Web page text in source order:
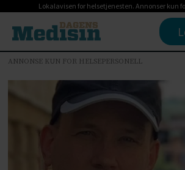
Lokalavisen for helsetjenesten. Annonser kun
ANNONSE KUN FOR HELSEPERSONELL